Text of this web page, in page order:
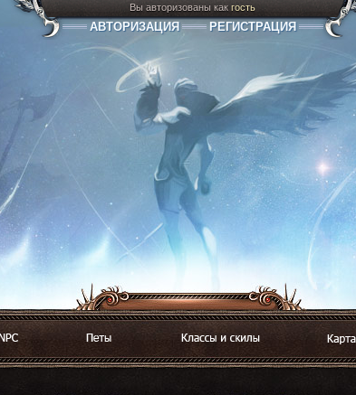
Вы авторизованы как гость
АВТОРИЗАЦИЯ РЕГИСТРАЦИЯ